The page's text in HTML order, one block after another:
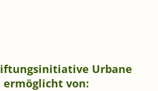
Urbane
ermöglicht von: